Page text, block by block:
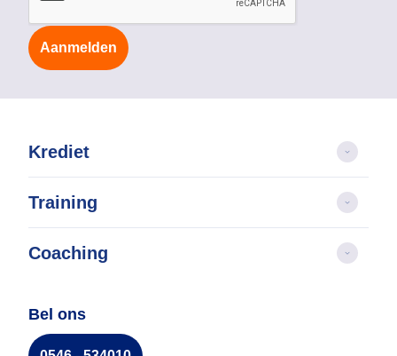
Aanmelden
Krediet
Training
Coaching
Bel ons